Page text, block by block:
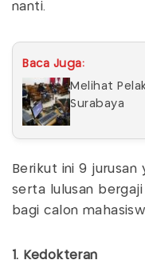
nanti.
Baca Juga:
Melihat
Surabaya
Berikut ini 9
serta lulusan
bagi calon
1. Kedokteran